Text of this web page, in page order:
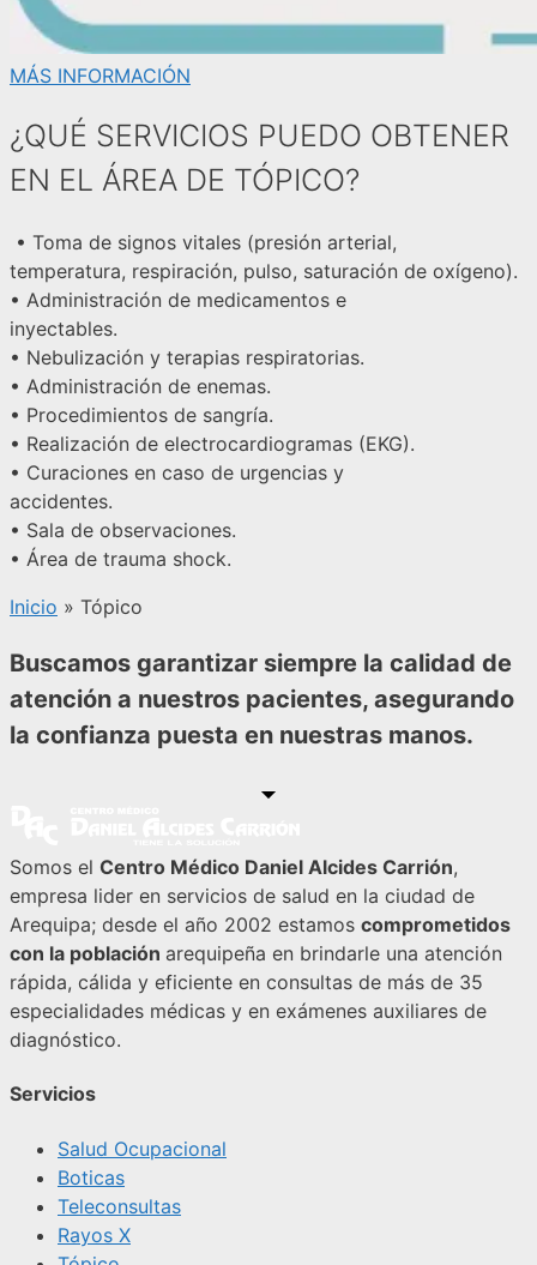
MÁS INFORMACIÓN
¿QUÉ SERVICIOS PUEDO OBTENER
EN EL ÁREA DE TÓPICO?
• Toma de signos vitales (presión arterial,
temperatura, respiración, pulso, saturación de oxígeno).
• Administración de medicamentos e
inyectables.
• Nebulización y terapias respiratorias.
• Administración de enemas.
• Procedimientos de sangría.
• Realización de electrocardiogramas (EKG).
• Curaciones en caso de urgencias y
accidentes.
• Sala de observaciones.
• Área de trauma shock.
Inicio » Tópico
Buscamos garantizar siempre la calidad de
atención a nuestros pacientes, asegurando
la confianza puesta en nuestras manos.
Somos el Centro Médico Daniel Alcides Carrión,
empresa lider en servicios de salud en la ciudad de
Arequipa; desde el año 2002 estamos comprometidos
con la población arequipeña en brindarle una atención
rápida, cálida y eficiente en consultas de más de 35
especialidades médicas y en exámenes auxiliares de
diagnóstico.
Servicios
Salud Ocupacional
Boticas
Teleconsultas
Rayos X